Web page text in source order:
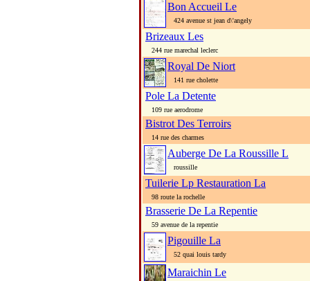
Bon Accueil Le
424 avenue st jean d\'angely
Brizeaux Les
244 rue marechal leclerc
Royal De Niort
141 rue cholette
Pole La Detente
109 rue aerodrome
Bistrot Des Terroirs
14 rue des charmes
Auberge De La Roussille L
roussille
Tuilerie Lp Restauration La
98 route la rochelle
Brasserie De La Repentie
59 avenue de la repentie
Pigouille La
52 quai louis tardy
Maraichin Le